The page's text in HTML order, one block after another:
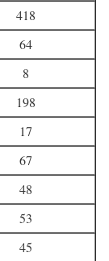
418
64
8
198
17
67
48
53
45